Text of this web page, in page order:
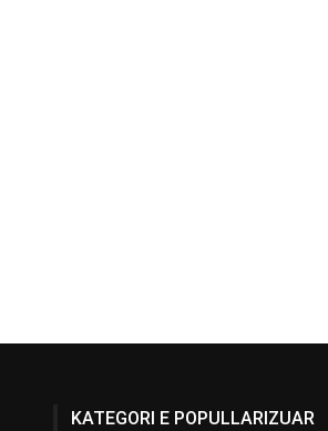
KATEGORI E POPULLARIZUAR